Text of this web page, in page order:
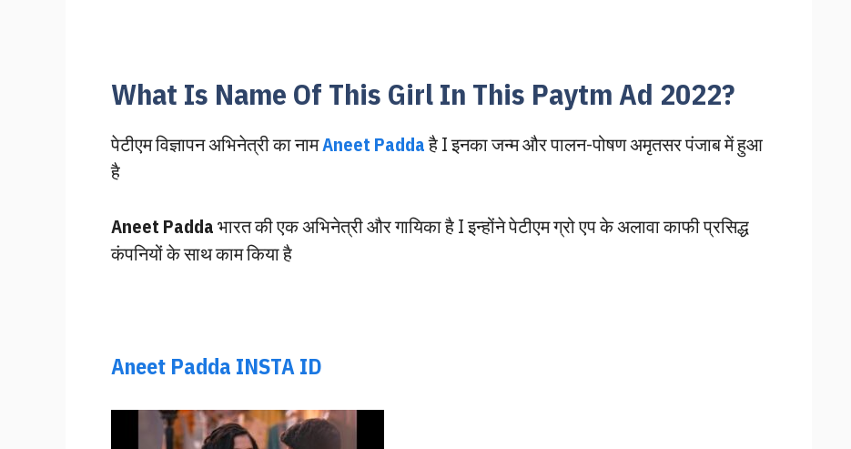
What Is Name Of This Girl In This Paytm Ad 2022?
पेटीएम विज्ञापन अभिनेत्री का नामAneet Paddaहै I इनका जन्म और पालन-पोषण अमृतसर पंजाब में हुआ
है
Aneet Paddaभारत की एक अभिनेत्री और गायिका है I इन्होंने पेटीएम ग्रो एप के अलावा काफी प्रसिद्ध
कंपनियों के साथ काम किया है
Aneet Padda INSTA ID